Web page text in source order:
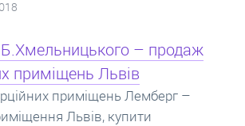
нерухомості: іпотека
– кредит на житло під
Купити в іпотеку – що
Консультація від Експертів